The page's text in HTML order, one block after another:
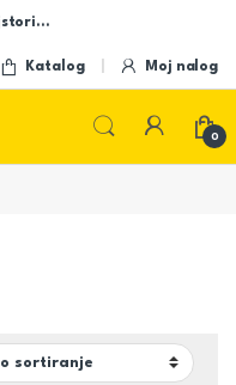
Katalog Moj nalog
0